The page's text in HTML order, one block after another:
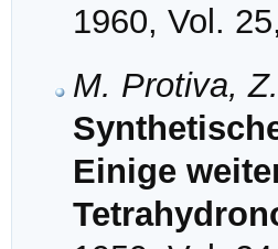
1960, Vol.
M. Protiva,
Einige